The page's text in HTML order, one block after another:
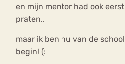
en mijn mentor had ook
praten..
maar ik ben nu van de
begin! (: